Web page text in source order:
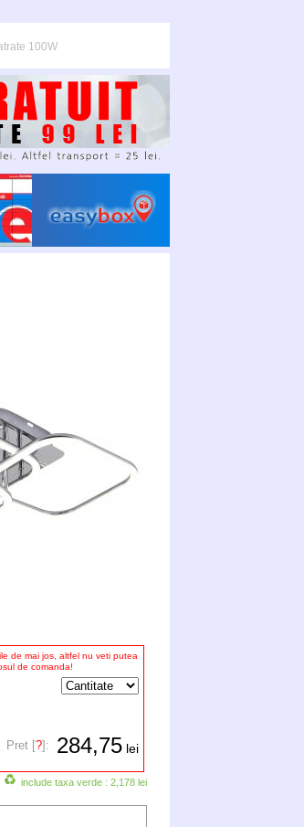
100W
de mai jos, altfel nu veti putea
de comanda!
Pret [?]: 284,75 lei
include taxa verde : 2,178 lei